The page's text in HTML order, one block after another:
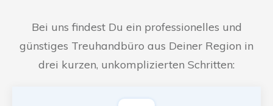
Bei uns findest Du ein professionelles und
günstiges Treuhandbüro aus Deiner Region in
drei kurzen, unkomplizierten Schritten: